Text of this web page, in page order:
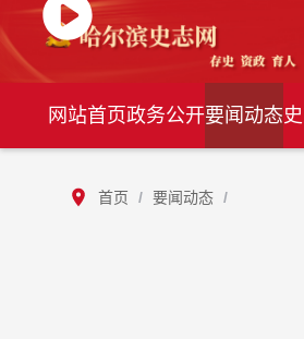
网站首页政务公开要闻动态
首页 / 要闻动态 /